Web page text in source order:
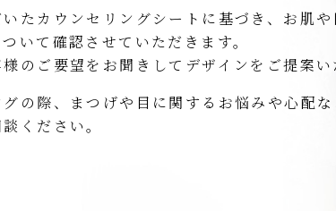
いたカウンセリングシートに基づき、お肌
いて確認させていただきます。
のご要望をお聞きしてデザインをご提案
の際、まつげや目に関するお悩みや心配な
ください。